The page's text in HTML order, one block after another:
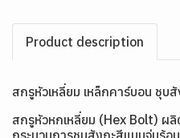
Product description
สกรูหัวเหลี่ยม เหล็กคาร์บอน ชุบ
สกรูหัวหกเหลี่ยม (Hex Bolt) ผ
กระบวนการชุบสังกะสีแบบจุ่มร้